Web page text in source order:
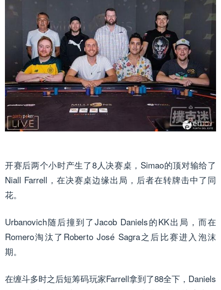
开赛后两个小时产生了8人决赛桌，Simao的顶对输给了
Niall Farrell，在决赛桌边缘出局，后者在转牌击中了同
花。
Urbanovich随后撞到了Jacob Daniels的KK出局，而在
Romero淘汰了Roberto José Sagra之后比赛进入泡沫
期。
在缠斗多时之后短筹码玩家Farrell拿到了88全下，Daniels